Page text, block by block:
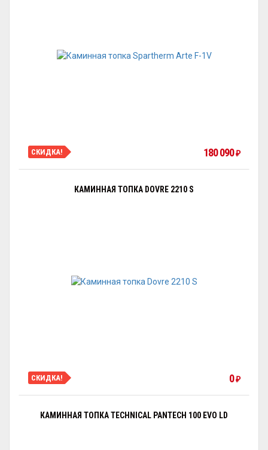
СКИДКА! 180 090₽
КАМИННАЯ ТОПКА DOVRE 2210 S
СКИДКА! 0₽
КАМИННАЯ ТОПКА TECHNICAL PANTECH 100 EVO LD